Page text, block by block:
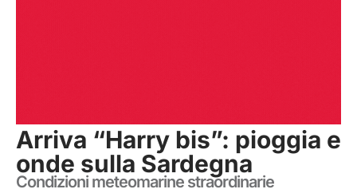
Arriva “Harry bis”: pioggia e
onde sulla Sardegna
Condizioni meteomarine straordinarie